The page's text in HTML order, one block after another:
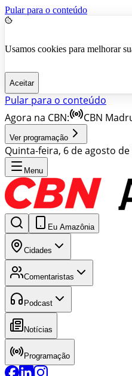
Pular para o conteúdo
Usamos cookies para melhorar
Aceitar
Pular para o conteúdo
Agora na CBN:
CBN
Ver programação
Quinta-feira, 6 de agosto de
Menu
Eu Amazônia
Cidades
Comentaristas
Podcast
Notícias
Programação